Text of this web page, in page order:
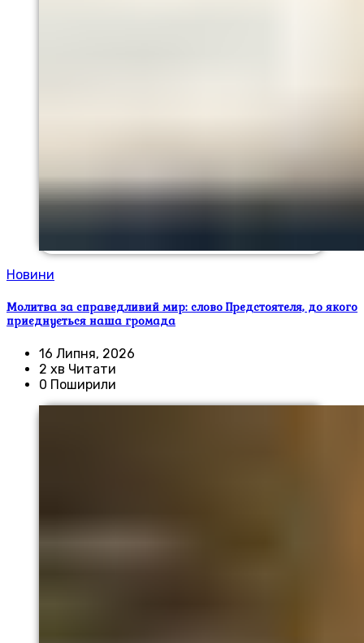
Новини
Молитва за справедливий мир: слово Предстоятеля, до якого
приєднується наша громада
16 Липня, 2026
2 хв Читати
0 Поширили